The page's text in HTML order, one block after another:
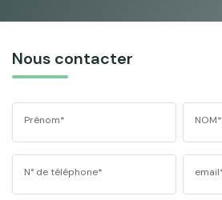
Nous contacter
Prénom* NOM*
N° de téléphone*